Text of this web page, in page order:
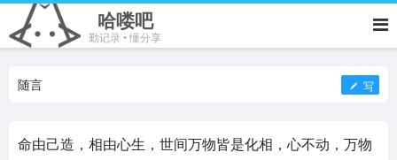
哈喽吧
勤记录 • 懂分享
随言 写
命由己造，相由心生，世间万物皆是化相，心不动，万物